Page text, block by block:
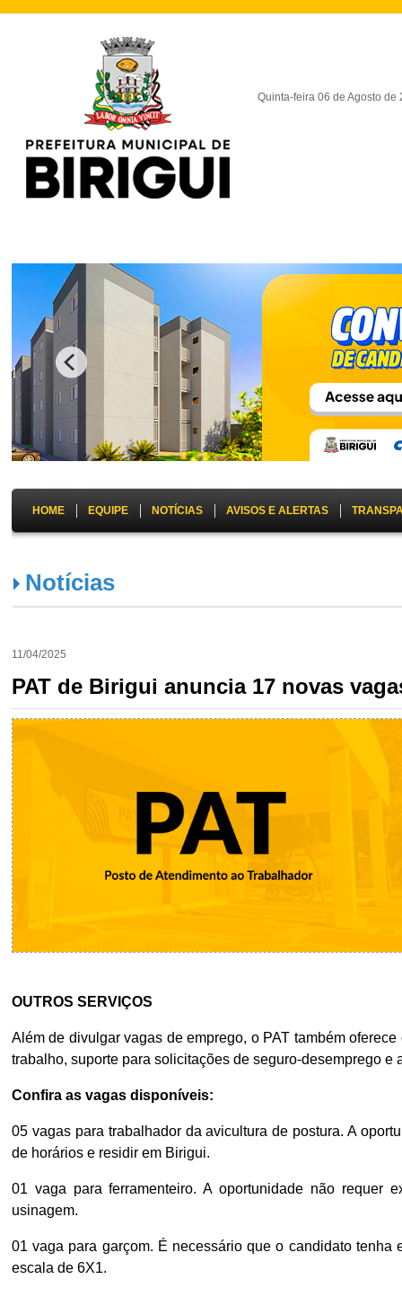
Quinta-feira 06 de Agosto de
HOME EQUIPE NOTÍCIAS AVISOS E ALERTAS
Notícias
11/04/2025
PAT de Birigui anuncia 17 novas
OUTROS SERVIÇOS
Além de divulgar vagas de emprego, o PAT também
trabalho, suporte para solicitações de seguro-desemprego
Confira as vagas disponíveis:
05 vagas para trabalhador da avicultura de postura. A
de horários e residir em Birigui.
01 vaga para ferramenteiro. A oportunidade não requer
usinagem.
01 vaga para garçom. É necessário que o candidato
escala de 6X1.